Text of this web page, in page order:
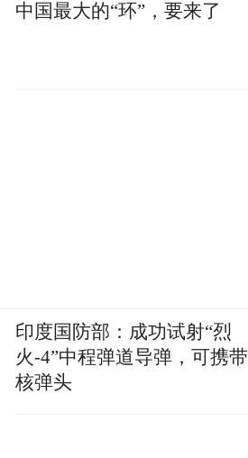
中国最大的“环”，要来了
印度国防部：成功试射“烈
火-4”中程弹道导弹，可携带
核弹头